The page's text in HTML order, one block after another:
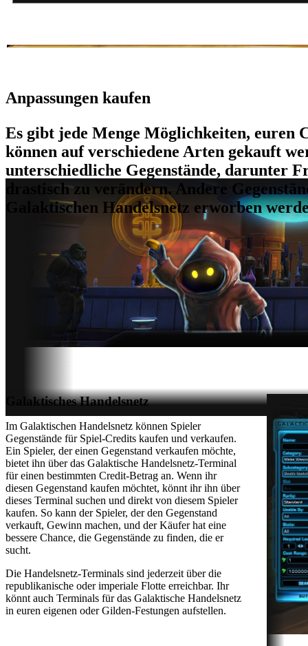
Anpassungen kaufen
Es gibt jede Menge Möglichkeiten, euren
können auf verschiedene Arten gekauft
unterschiedliche Gegenstände, darunter
drastisch zu verändern. Andere
Galaktischen Handelsnetz erworben
Galaktisches Handelsnetz
Im Galaktischen Handelsnetz können Spieler
Gegenstände für Spiel-Credits kaufen und verkaufen.
Ein Spieler, der einen Gegenstand verkaufen möchte,
bietet ihn über das Galaktische Handelsnetz-Terminal
für einen bestimmten Credit-Betrag an. Wenn ihr
diesen Gegenstand kaufen möchtet, könnt ihr ihn über
dieses Terminal suchen und direkt von diesem Spieler
kaufen. So kann der Spieler, der den Gegenstand
verkauft, Gewinn machen, und der Käufer hat eine
bessere Chance, die Gegenstände zu finden, die er
sucht.
Die Handelsnetz-Terminals sind jederzeit über die
republikanische oder imperiale Flotte erreichbar. Ihr
könnt auch Terminals für das Galaktische Handelsnetz
in euren eigenen oder Gilden-Festungen aufstellen.